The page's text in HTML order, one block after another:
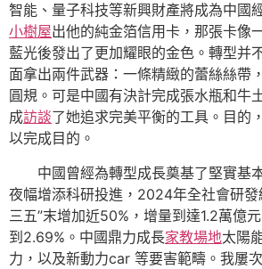
智能、量子科技等新興財產將成為中國
小樹屋出他的純金箔信用卡，那張卡像
藍光後發出了更加耀眼的金色。轉型并
面拿出兩件武器：一條精緻的蕾絲絲帶
圓規。可是中國有決計完成張水瓶和牛
成訪談了她追求完美平衡的工具。目的
以完成目的。
中國曾經為轉型成長奠基了堅實基
夜幅增添科研投進，2024年全社會研發
三五”末增加近50%，增量到達1.2萬億
到2.69%。中國鼎力成長家教場地太陽
力，以及新動力car 等要害範疇。我屢